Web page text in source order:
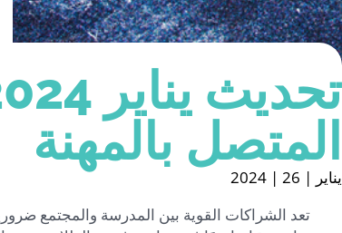
المتصل بالمهنة
يناير | 26 | 2024
تعد الشراكات القوية بين المدرسة والمجتمع